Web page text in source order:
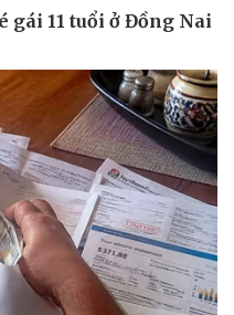
Quân sự - Quốc phòng
Vũ khí
Việt Nam
Phân tích